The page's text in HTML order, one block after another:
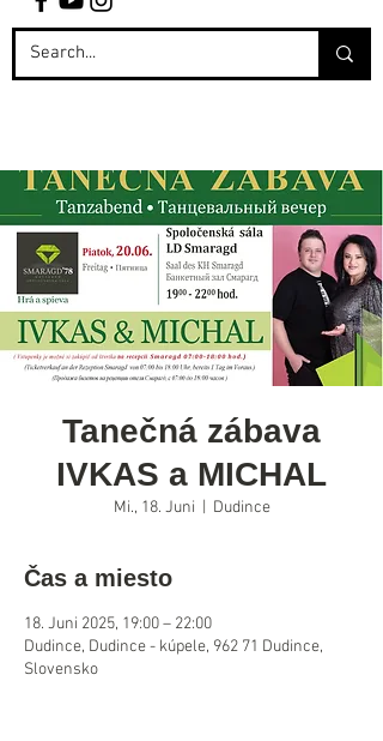
Tanečná zábava
IVKAS a MICHAL
Mi., 18. Juni Dudince
Čas a miesto
18. Juni 2025, 19:00 – 22:00
Dudince, Dudince - kúpele, 962 71 Dudince,
Slovensko